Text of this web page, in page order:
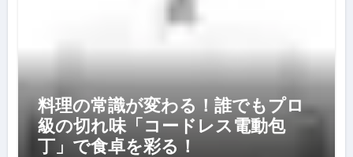
料理の常識が変わる！誰でもプロ
級の切れ味「コードレス電動包
丁」で食卓を彩る！